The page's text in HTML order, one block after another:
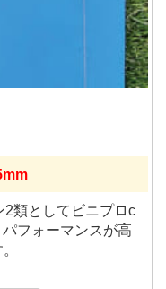
2類としてビニプロc
フォーマンスが高